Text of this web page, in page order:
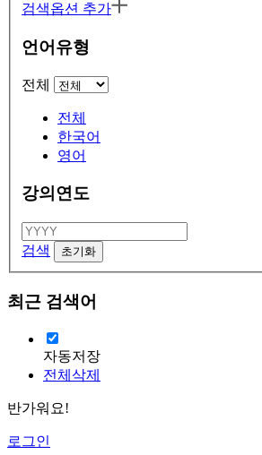
검색옵션 추가
언어유형
전체
전체
한국어
영어
강의연도
검색
최근 검색어
자동저장
전체삭제
반가워요!
로그인